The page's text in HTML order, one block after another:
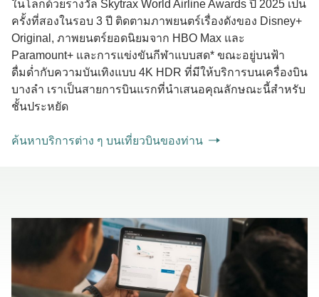
ในโลกด้วยรางวัล Skytrax World Airline Awards ปี 2025 เป็น
ครั้งที่สองในรอบ 3 ปี ติดตามภาพยนตร์เรื่องดังของ Disney+
Original, ภาพยนตร์ยอดนิยมจาก HBO Max และ
Paramount+ และการแข่งขันกีฬาแบบสด* ขณะอยู่บนฟ้า
ดื่มด่ำกับความบันเทิงแบบ 4K HDR ที่มีให้บริการบนเครื่องบิน
บางลำ เราเป็นสายการบินแรกที่นำเสนอคุณลักษณะนี้สำหรับ
ชั้นประหยัด
ค้นหาบริการต่าง ๆ บนเที่ยวบินของท่าน